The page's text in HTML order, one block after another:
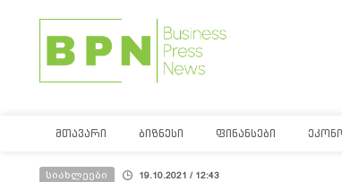
ᲛᲗᲐᲕᲐᲠᲘ ᲑᲘᲖᲜᲔᲡᲘ ᲤᲘᲜᲐᲜᲡᲔᲑᲘ
სიახლეები 19.10.2021 / 12:43